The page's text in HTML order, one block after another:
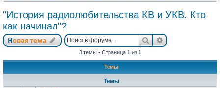
"История радиолюбительства КВ и УКВ. Кто
как начинал"?
Новая тема ПоискРасширенный
3 темы • Страница 1 из 1
Темы
Темы